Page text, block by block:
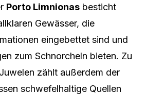
Porto Limnionas besticht
Gewässer, die
eingebettet sind und
zum Schnorcheln bieten. Zu
zählt außerdem der
schwefelhaltige Quellen